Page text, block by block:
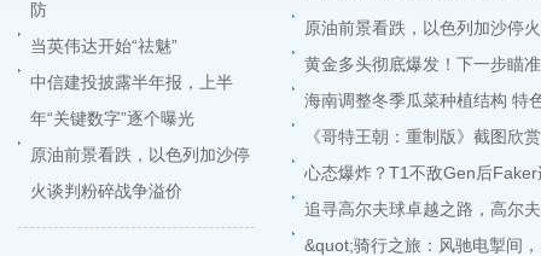
防
当英伟达开始“祛魅”
中信建投披露半年报，上半
年“关键数字”逐个曝光
原油前景看跌，以色列加沙停
火谈判粉碎战争溢价
原油前景看跌，以色列加沙停
黄金多头彻底爆发！下一步瞄
海南调整冬季瓜菜种植结构 特
《哥特王朝：重制版》截图欣
心态爆炸？T1不敌Gen后
追寻高尔夫球卓越之路，高尔
&quot;骑行之旅：风驰电掣间